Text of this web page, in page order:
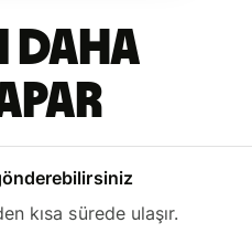
daha
kısa sürede ulaşır.